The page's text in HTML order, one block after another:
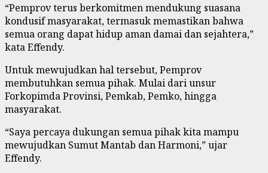
“Pemprov terus berkomitmen mendukung suasana
kondusif masyarakat, termasuk memastikan bahwa
semua orang dapat hidup aman damai dan sejahtera,”
kata Effendy.
Untuk mewujudkan hal tersebut, Pemprov
membutuhkan semua pihak. Mulai dari unsur
Forkopimda Provinsi, Pemkab, Pemko, hingga
masyarakat.
“Saya percaya dukungan semua pihak kita mampu
mewujudkan Sumut Mantab dan Harmoni,” ujar
Effendy.